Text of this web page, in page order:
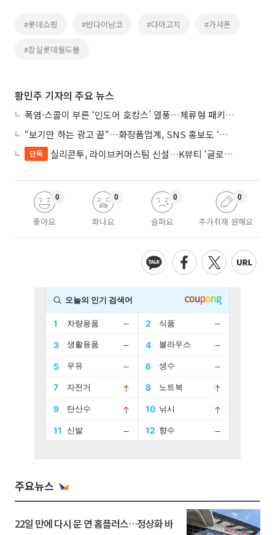
#롯데쇼핑 #반다이남코 #다마고치 #가샤폰
#잠실롯데월드몰
황민주 기자의 주요 뉴스
폭염·스콜이 부른 ‘인도어 호캉스’ 열풍…체류형 패키지 뜬다
“보기만 하는 광고 끝“…화장품업계, SNS 홍보도 ‘참여형 콘텐츠’로 변모
단독 실리콘투, 라이브커머스팀 신설…K뷰티 ‘글로벌 판매망’ 확대
좋아요
0
화나요
0
슬퍼요
0
추가취재 원해요
0
주요뉴스
22일 만에 다시 문 연 홈플러스…정상화 바